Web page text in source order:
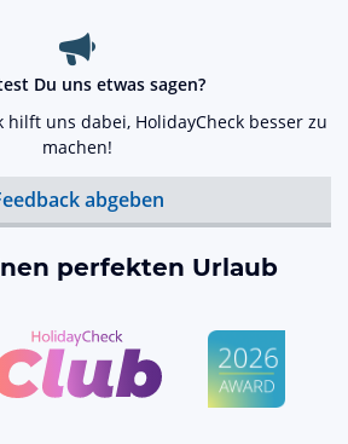
Du uns etwas sagen?
hilft uns dabei, HolidayCheck besser zu
machen!
abgeben
perfekten Urlaub